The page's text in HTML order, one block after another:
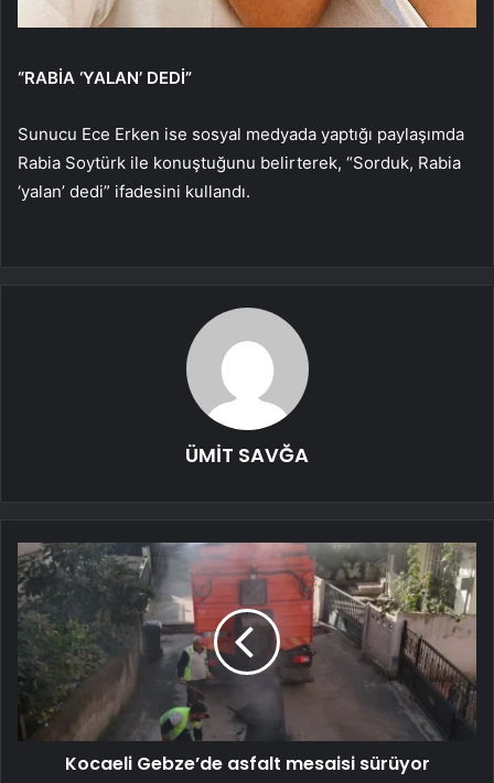
“RABİA ‘YALAN’ DEDİ”
Sunucu Ece Erken ise sosyal medyada yaptığı paylaşımda
Rabia Soytürk ile konuştuğunu belirterek, “Sorduk, Rabia
‘yalan’ dedi” ifadesini kullandı.
ÜMİT SAVĞA
Kocaeli Gebze’de asfalt mesaisi sürüyor